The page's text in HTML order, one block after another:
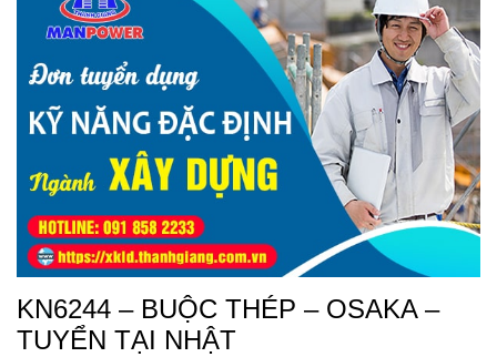
KN6244 – BUỘC THÉP – OSAKA –
TUYỂN TẠI NHẬT